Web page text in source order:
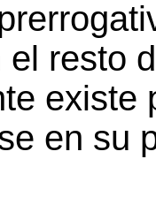
resto
existe
en su